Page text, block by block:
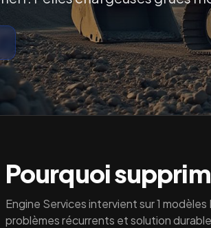
Pourquoi
Engine Services intervient sur1 modèles
problèmes récurrents et solution